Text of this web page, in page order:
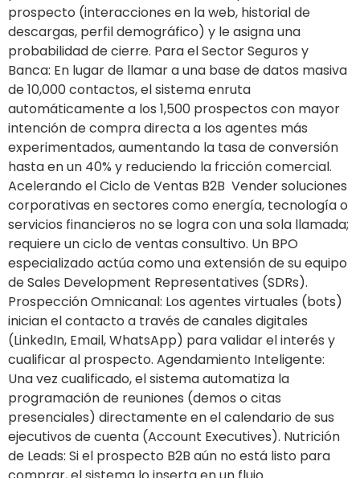
prospecto (interacciones en la web, historial de
descargas, perfil demográfico) y le asigna una
probabilidad de cierre. Para el Sector Seguros y
Banca: En lugar de llamar a una base de datos masiva
de 10,000 contactos, el sistema enruta
automáticamente a los 1,500 prospectos con mayor
intención de compra directa a los agentes más
experimentados, aumentando la tasa de conversión
hasta en un 40% y reduciendo la fricción comercial.
Acelerando el Ciclo de Ventas B2B Vender soluciones
corporativas en sectores como energía, tecnología o
servicios financieros no se logra con una sola llamada;
requiere un ciclo de ventas consultivo. Un BPO
especializado actúa como una extensión de su equipo
de Sales Development Representatives (SDRs).
Prospección Omnicanal: Los agentes virtuales (bots)
inician el contacto a través de canales digitales
(LinkedIn, Email, WhatsApp) para validar el interés y
cualificar al prospecto. Agendamiento Inteligente:
Una vez cualificado, el sistema automatiza la
programación de reuniones (demos o citas
presenciales) directamente en el calendario de sus
ejecutivos de cuenta (Account Executives). Nutrición
de Leads: Si el prospecto B2B aún no está listo para